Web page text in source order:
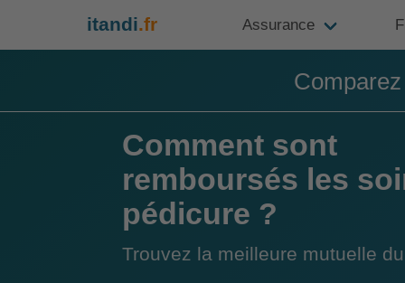
itandi.fr Assurance
Comment sont
remboursés les
pédicure ?
Trouvez la meilleure mutuelle